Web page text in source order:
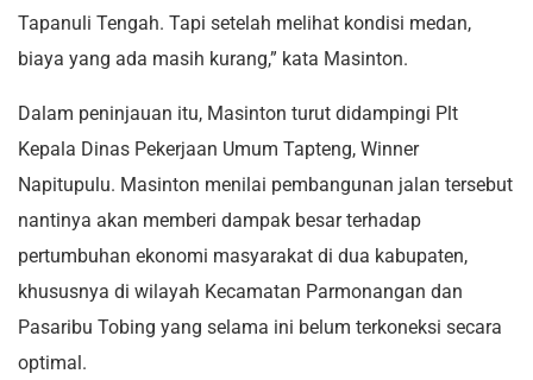
Tapanuli Tengah. Tapi setelah melihat kondisi medan,
biaya yang ada masih kurang,” kata Masinton.
Dalam peninjauan itu, Masinton turut didampingi Plt
Kepala Dinas Pekerjaan Umum Tapteng, Winner
Napitupulu. Masinton menilai pembangunan jalan tersebut
nantinya akan memberi dampak besar terhadap
pertumbuhan ekonomi masyarakat di dua kabupaten,
khususnya di wilayah Kecamatan Parmonangan dan
Pasaribu Tobing yang selama ini belum terkoneksi secara
optimal.